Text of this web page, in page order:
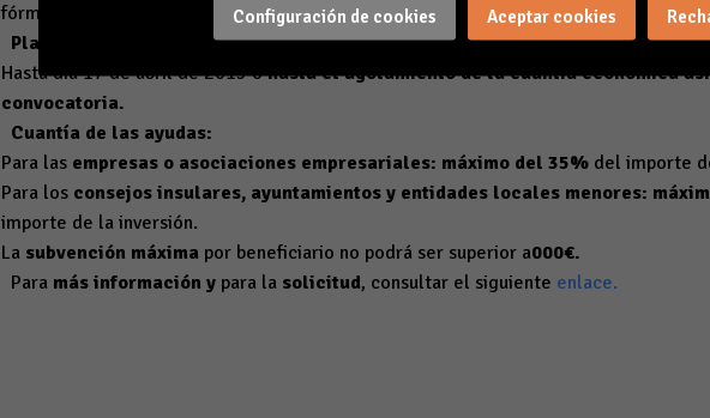
fórmula de
arrendamiento financieroen la cual los bienes no sean propiedad del
Plazo de solicitud*:
Hasta día 17 de abril de 2015 ohasta el agotamiento de la cuantía económica
convocatoria.
Cuantía de las ayudas:
Para las empresas o asociaciones empresariales: máximo del 35% del importe
Para los consejos insulares, ayuntamientos y entidades locales menores:
importe de la inversión.
La subvención máxima por beneficiario no podrá ser superior a000€.
Para más información y para la solicitud, consultar el siguiente enlace.
Configuración de cookies Aceptar cookies